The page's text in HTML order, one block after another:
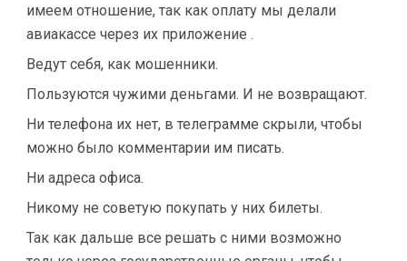
имеем отношение, так как оплату мы делали
авиакассе через их приложение .
Ведут себя, как мошенники.
Пользуются чужими деньгами. И не возвращают.
Ни телефона их нет, в телеграмме скрыли, чтобы
можно было комментарии им писать.
Ни адреса офиса.
Никому не советую покупать у них билеты.
Так как дальше все решать с ними возможно